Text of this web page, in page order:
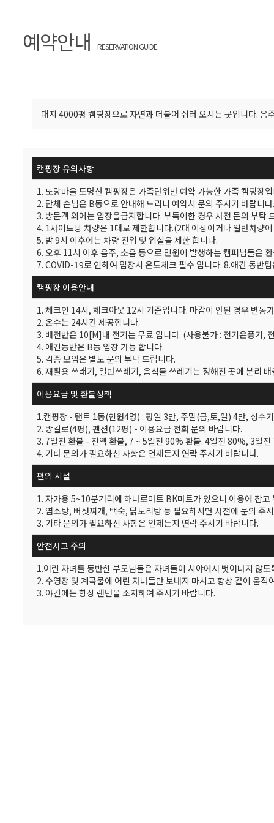
예약안내 RESERVATION GUIDE
대지 4000평 캠핑장으로 자연과 더불어 쉬러 오시는 곳입니다. 음
캠핑장 유의사항
1. 또랑마을 도명산 캠핑장은 가족단위만 예약 가능한 가족 캠핑장
2. 단체 손님은 B동으로 안내해 드리니 예약시 문의 주시기 바랍니다.
3. 방문객 외에는 입장을금지합니다. 부득이한 경우 사전 문의 부탁
4. 1사이트당 차량은 1대로 제한합니다.(2대 이상이거나 일반차량
5. 밤 9시 이후에는 차량 진입 및 입실을 제한 합니다.
6. 오후 11시 이후 음주, 소음 등으로 민원이 발생하는 캠퍼님들은
7. COVID-19로 인하여 입장시 온도체크 필수 입니다. 8.애견 동반
캠핑장 이용안내
1. 체크인 14시, 체크아웃 12시 기준입니다. 마감이 안된 경우 변동
2. 온수는 24시간 제공합니다.
3. 배전반은 10[M]내 전기는 무료 입니다. (사용불가 : 전기온풍기,
4. 애견동반은 B동 입장 가능 합니다.
5. 각종 모임은 별도 문의 부탁 드립니다.
6. 재활용 쓰래기, 일반쓰레기, 음식물 쓰레기는 정해진 곳에 분리
이용요금 및 환불정책
1.캠핑장 - 탠트 1동(인원4명) : 평일 3만, 주말(금,토,일) 4만, 성수
2. 방갈로(4평), 펜션(12평) - 이용요금 전화 문의 바랍니다.
3. 7일전 환불 - 전액 환불, 7 ~ 5일전 90% 환불. 4일전 80%, 3일
4. 기타 문의가 필요하신 사항은 언제든지 연락 주시기 바랍니다.
편의 시설
1. 자가용 5~10분거리에 하나로마트 BK마트가 있으니 이용에 참고
2. 염소탕, 버섯찌개, 백숙, 닭도리탕 등 필요하시면 사전에 문의 주
3. 기타 문의가 필요하신 사항은 언제든지 연락 주시기 바랍니다.
안전사고 주의
1.어린 자녀를 동반한 부모님들은 자녀들이 시야에서 벗어나지 않
2. 수영장 및 계곡물에 어린 자녀들만 보내지 마시고 항상 같이 움직
3. 야간에는 항상 랜턴을 소지하여 주시기 바랍니다.